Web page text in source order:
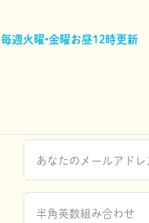
毎週火曜•金曜お昼12時更新